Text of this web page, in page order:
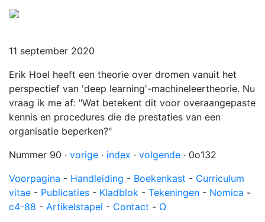
11 september 2020
Erik Hoel heeft een theorie over dromen vanuit het
perspectief van 'deep learning'-machineleertheorie. Nu
vraag ik me af: "Wat betekent dit voor overaangepaste
kennis en procedures die de prestaties van een
organisatie beperken?"
Nummer 90 · vorige · index · volgende · 0o132
Voorpagina - Handleiding - Boekenkast - Curriculum
vitae - Publicaties - Kladblok - Tekeningen - Nomica -
c4-88 - Artikelstapel - Contact - Ω